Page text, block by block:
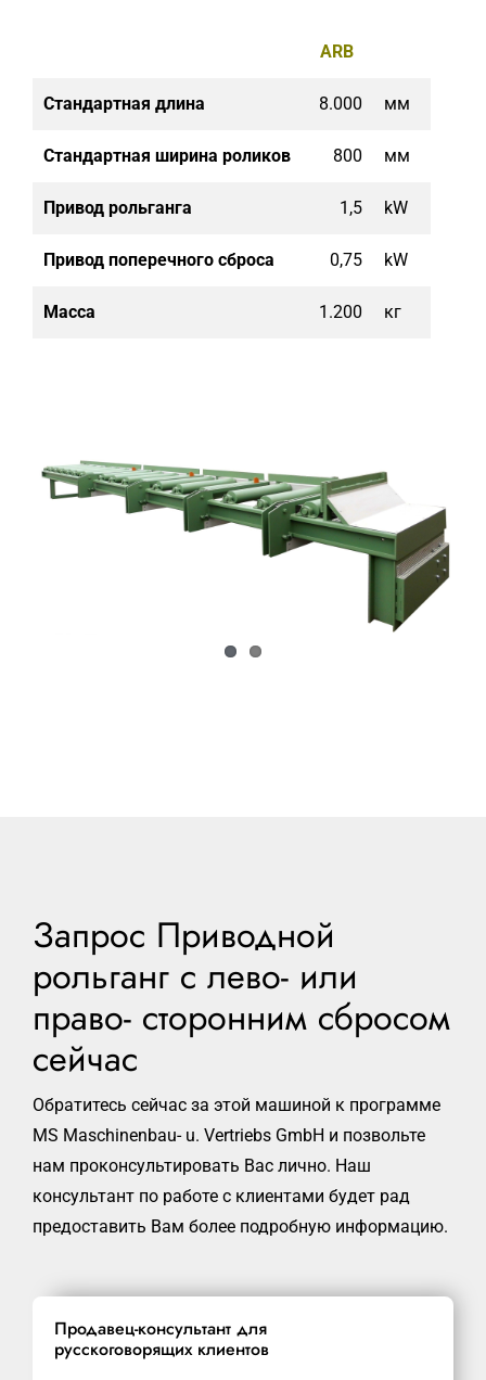
ARB
Стандартная длина 8.000 мм
Стандартная ширина роликов 800 мм
Привод рольганга 1,5 kW
Привод поперечного сброса 0,75 kW
Масса 1.200 кг
Запрос Приводной
рольганг с лево- или
право- сторонним сбросом
сейчас
Обратитесь сейчас за этой машиной к программе
MS Maschinenbau- u. Vertriebs GmbH и позвольте
нам проконсультировать Вас лично. Наш
консультант по работе с клиентами будет рад
предоставить Вам более подробную информацию.
Продавец-консультант для
русскоговорящих клиентов